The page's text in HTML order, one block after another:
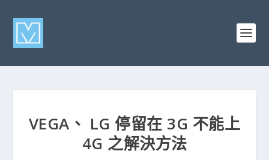
VEGA、 LG 停留在 3G 不能上
4G 之解決方法